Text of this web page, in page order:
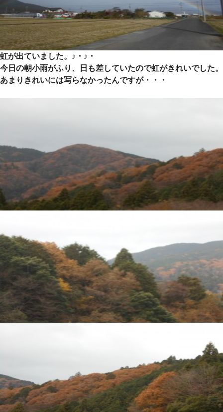
虹が出ていました。♪・♪・
今日の朝小雨がふり、日も差していたので虹がきれいでした。
あまりきれいには写らなかったんですが・・・